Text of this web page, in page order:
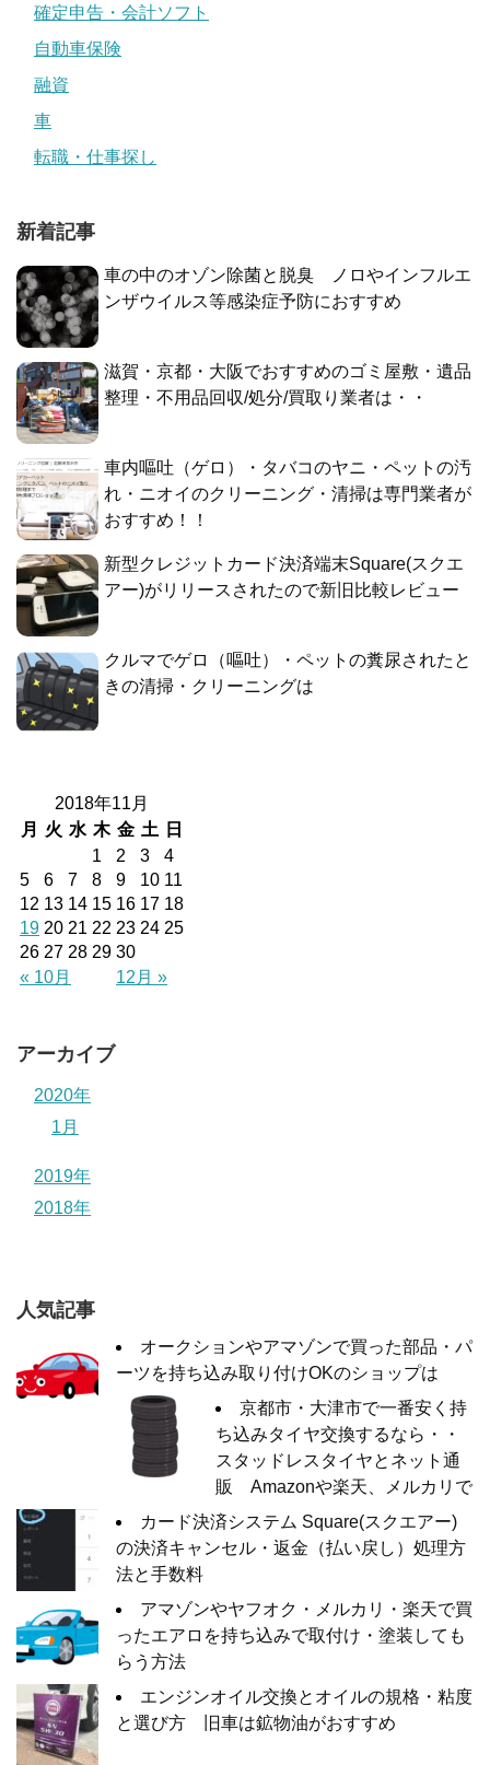
確定申告・会計ソフト
自動車保険
融資
車
転職・仕事探し
新着記事
車の中のオゾン除菌と脱臭 ノロやインフルエ
ンザウイルス等感染症予防におすすめ
滋賀・京都・大阪でおすすめのゴミ屋敷・遺品
整理・不用品回収/処分/買取り業者は・・
車内嘔吐（ゲロ）・タバコのヤニ・ペットの汚
れ・ニオイのクリーニング・清掃は専門業者が
おすすめ！！
新型クレジットカード決済端末Square(スクエ
アー)がリリースされたので新旧比較レビュー
クルマでゲロ（嘔吐）・ペットの糞尿されたと
きの清掃・クリーニングは
2018年11月
月
火 水 木 金 土 日
« 10月 12月 »
1 2 3
4
5
6 7 8 9 10 11
12 13 14 15 16 17 18
19 20 21 22 23 24 25
26 27 28 29 30
アーカイブ
2020年
1月
2019年
2018年
人気記事
オークションやアマゾンで買った部品・パ
ーツを持ち込み取り付けOKのショップは
京都市・大津市で一番安く持
ち込みタイヤ交換するなら・・
スタッドレスタイヤとネット通
販 Amazonや楽天、メルカリで
カード決済システム Square(スクエアー)
の決済キャンセル・返金（払い戻し）処理方
法と手数料
アマゾンやヤフオク・メルカリ・楽天で買
ったエアロを持ち込みで取付け・塗装しても
らう方法
エンジンオイル交換とオイルの規格・粘度
と選び方 旧車は鉱物油がおすすめ